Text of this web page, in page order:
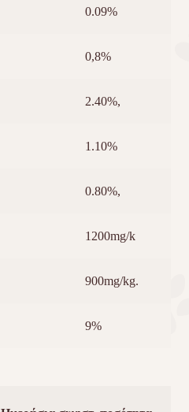
0.09%
0,8%
2.40%,
1.10%
0.80%,
1200mg/k
900mg/kg.
9%